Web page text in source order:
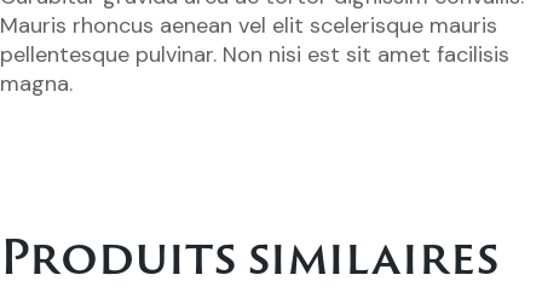
Mauris rhoncus aenean vel elit scelerisque mauris
pellentesque pulvinar. Non nisi est sit amet facilisis
magna.
Produits similaires